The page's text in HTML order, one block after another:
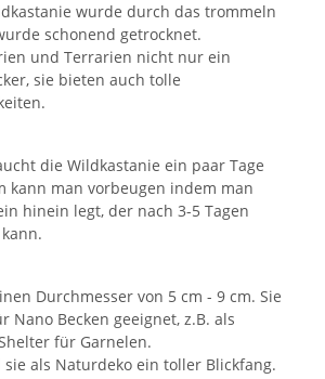
wurde durch das trommeln
schonend getrocknet.
und Terrarien nicht nur ein
sie bieten auch tolle
die Wildkastanie ein paar Tage
kann man vorbeugen indem man
hinein legt, der nach 3-5 Tagen
Durchmesser von 5 cm - 9 cm. Sie
Nano Becken geeignet, z.B. als
für Garnelen.
als Naturdeko ein toller Blickfang.